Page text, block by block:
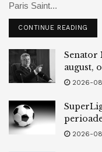
Paris Saint...
CONTINUE READING
Senator
august,
2026-
2026-